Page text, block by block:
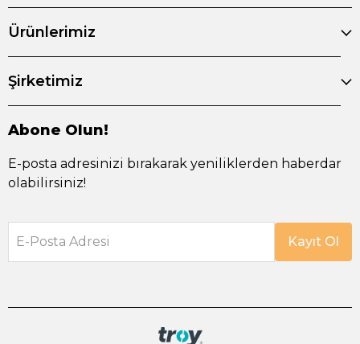
Ürünlerimiz
Şirketimiz
Abone Olun!
E-posta adresinizi bırakarak yeniliklerden haberdar
olabilirsiniz!
E-Posta Adresi Kayıt Ol